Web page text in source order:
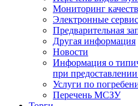
Мониторинг
Электронные
Предварительная
Другая информация
Новости
Информация о
при
Услуги по
Перечень МСЗУ